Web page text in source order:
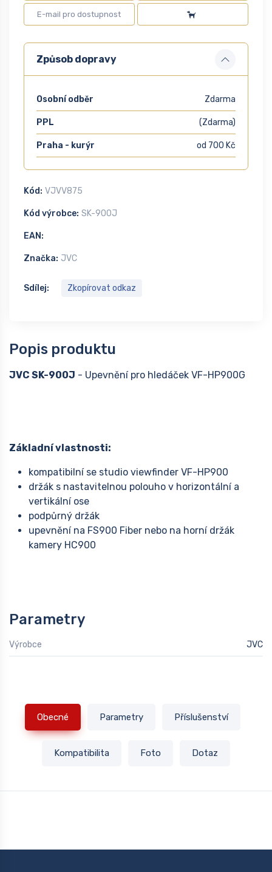
Způsob dopravy
Osobní odběr Zdarma
PPL (Zdarma)
Praha - kurýr od 700 Kč
Kód: VJVV875
Kód výrobce: SK-900J
EAN:
Značka: JVC
Sdílej: Zkopírovat odkaz
Popis produktu
JVC SK-900J - Upevnění pro hledáček VF-HP900G
Základní vlastnosti:
kompatibilní se studio viewfinder VF-HP900
držák s nastavitelnou polouho v horizontální a
vertikální ose
podpůrný držák
upevnění na FS900 Fiber nebo na horní držák
kamery HC900
Parametry
Výrobce JVC
Obecné Parametry Příslušenství
Kompatibilita Foto Dotaz